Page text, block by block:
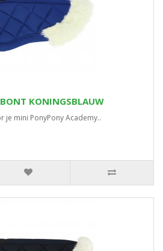
KONINGSBLAUW
mini PonyPony Academy..